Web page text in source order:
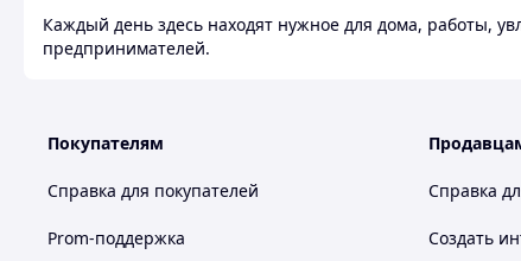
Каждый день здесь находят нужное для дома, работы,
предпринимателей.
Покупателям
Справка для покупателей
Prom-поддержка
Справка
Создать